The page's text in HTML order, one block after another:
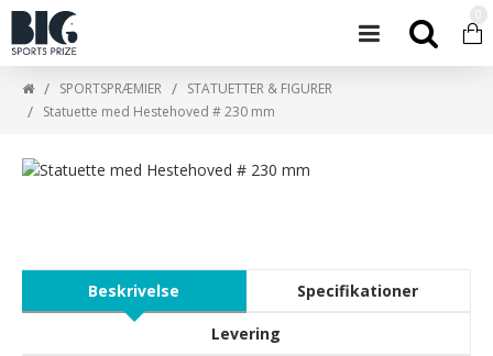
SPORTSPRÆMIER
STATUETTER & FIGURER
Statuette med Hestehoved # 230 mm
Beskrivelse Specifikationer
Levering